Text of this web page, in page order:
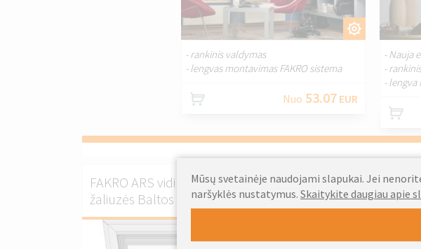
PRITAIKYTI.
- rankinis valdymas
- lengvas montavimas FAKRO sistema
Nuo 53.07EUR
- Nauja
-
- lengva
FAKRO ARS vidinės stogo
žaliuzės Baltos spalvos
FAKRO ARS vidinės
žaliuzės Beige
Mūsų svetainėje naudojami slapukai. Jei
naršyklės nustatymus. Skaitykite daugiau apie